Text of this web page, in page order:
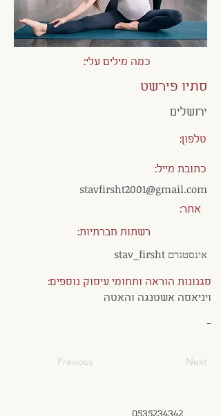
כמה מילים עלי:
סתיו פירשט
ירושלים
טלפון:
כתובת מייל:
stavfirsht2001@gmail.com
אתר:
רשתות חברתיות:
אינסטגרם stav_firsht
סגנונות הוראה ותחומי עיסוק נוספים:
ויניאסה אשטנגה והאטה
-
Next
Previous